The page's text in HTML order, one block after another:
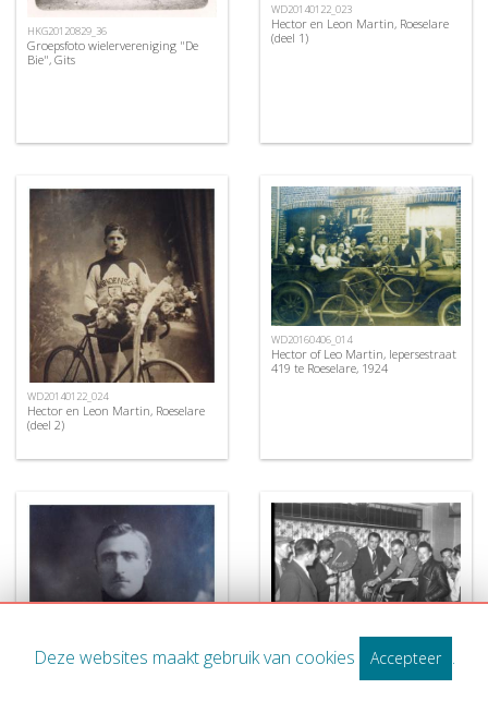
HKG20120829_36
Groepsfoto wielervereniging "De
Bie", Gits
WD20140122_023
Hector en Leon Martin, Roeselare
(deel 1)
WD20140122_024
Hector en Leon Martin, Roeselare
(deel 2)
WD20160406_014
Hector of Leo Martin, Iepersestraat
419 te Roeselare, 1924
Henri Dekeerschieter met
supporters op fiets op rollen,
Deze websites maakt gebruik van cookies Accepteer .